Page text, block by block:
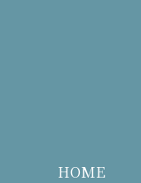
HOME